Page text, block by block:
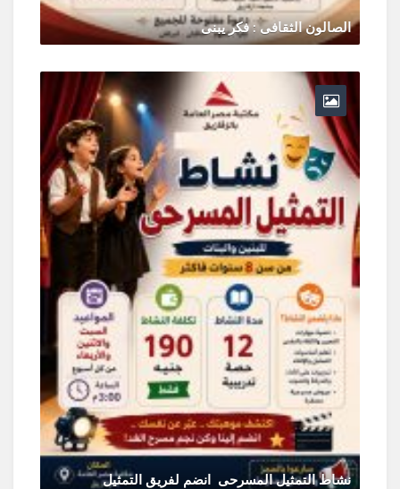
الصالون الثقافى : فكر يبنى
نشاط التمثيل المسرحى انضم لفريق التمثيل